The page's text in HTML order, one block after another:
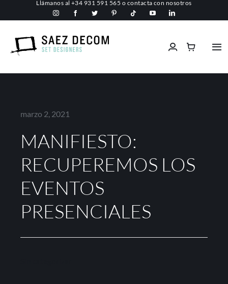
al
contenido
Llámanos al +34 931 591 565 o contacta con nosotros
Espacios comerciales
Ignífugos
marzo 2, 2021
MANIFIESTO:
RECUPEREMOS LOS
EVENTOS
PRESENCIALES